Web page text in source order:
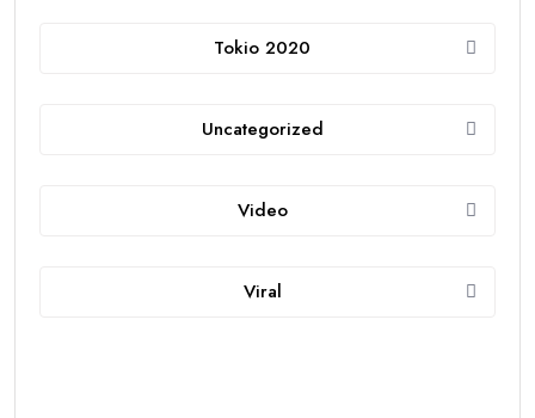
Tokio 2020
Uncategorized
Video
Viral